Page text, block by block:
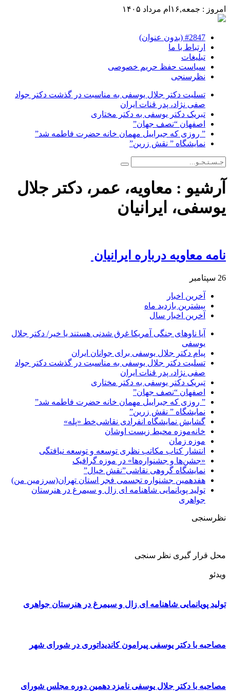
امروز : جمعه,۱۶ام مرداد ۱۴۰۵
#2847 (بدون عنوان)
ارتباط با ما
تبلیغات
سیاست حفظ حریم خصوصی
نظرسنجی
تسلیت دکتر جلال یوسفی به مناسبت در گذشت دکتر جواد
صفی نژاد، پدر قنات ایران
تبریک دکتر یوسفی به دکتر مختاری
اصفهان “نصف جهان”
” روزی که جبراییل مهمان خانه حضرت فاطمه شد”
نمایشگاه ” نقش زرین”
آرشیو : معاویه، عمر، دکتر جلال
یوسفی، ایرانیان
نامه معاویه درباره ایرانیان ‏
26 سپتامبر
آخرین اخبار
بیشترین بازدید ماه
آخرین اخبار سال
آیا ناوهای جنگی آمریکا غرق شدنی هستند یا خیر/ دکتر جلال
یوسفی
پیام دکتر جلال یوسفی برای جوانان ایران
تسلیت دکتر جلال یوسفی به مناسبت در گذشت دکتر جواد
صفی نژاد، پدر قنات ایران
تبریک دکتر یوسفی به دکتر مختاری
اصفهان “نصف جهان”
” روزی که جبراییل مهمان خانه حضرت فاطمه شد”
نمایشگاه ” نقش زرین”
گشایش نمایشگاه انفرادی نقاشی‌خط «پله»
خانه‌موزه محیط‌ زیست اوشان
موزه زمان
انتشار کتاب مکاتب نظری توسعه و توسعه نیافتگی
«جشن‌ها و جشنواره‌ها» در موزه گرافیک
نمایشگاه گروهی نقاشی”نقش خیال”
هفدهمین جشنواره تجسمی فجر استان تهران(سرزمین من)
تولید پویانمایی شاهنامه ای زال و سیمرغ در هنرستان
جواهری
نظرسنجی
محل قرار گیری نظر سنجی
ویدئو
تولید پویانمایی شاهنامه ای زال و سیمرغ در هنرستان جواهری
مصاحبه با دکتر یوسفی پیرامون کاندیداتوری در شورای شهر
مصاحبه با دکتر جلال یوسفی نامزد دهمین دوره مجلس شورای